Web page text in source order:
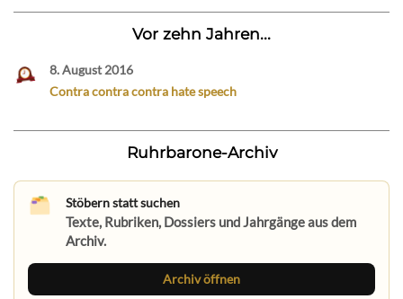
Vor zehn Jahren...
8. August 2016
Contra contra contra hate speech
Ruhrbarone-Archiv
Stöbern statt suchen
Texte, Rubriken, Dossiers und Jahrgänge aus dem
Archiv.
Archiv öffnen